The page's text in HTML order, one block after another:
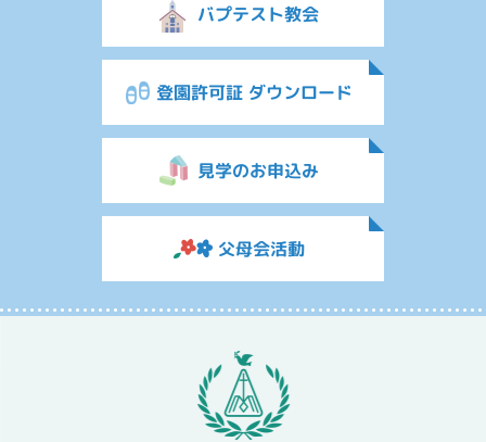
バプテスト教会
登園許可証 ダウンロード
見学のお申込み
父母会活動